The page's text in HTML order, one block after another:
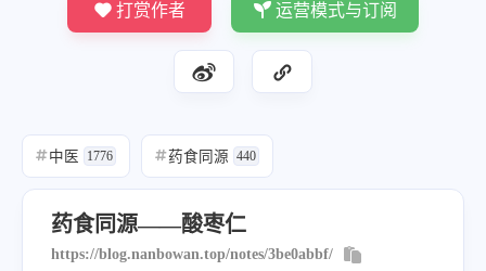
打赏作者 运营模式与订阅
#中医 1776 #药食同源 440
药食同源——酸枣仁
https://blog.nanbowan.top/notes/3be0abbf/